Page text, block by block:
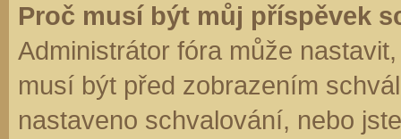
Proč musí být můj příspěvek
Administrátor fóra může
musí být před zobrazením
nastaveno schvalování, nebo